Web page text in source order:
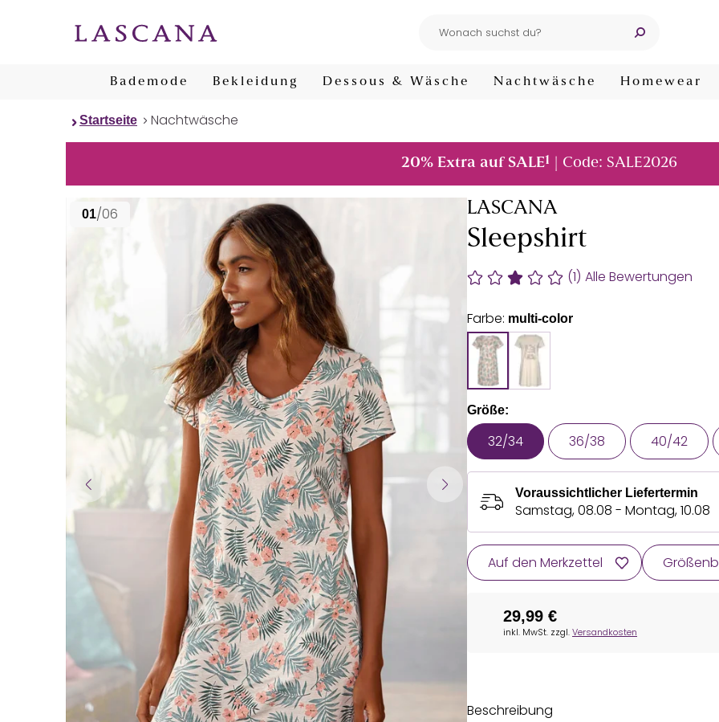
Bademode Bekleidung Dessous & Wäsche Nachtwäsche Homewear
Startseite Nachtwäsche
20% Extra auf SALE1 | Code: SALE2026
01/06 LASCANA
Sleepshirt
(1) Alle Bewertungen
Farbe: multi-color
Größe:
32/34 36/38 40/42
Voraussichtlicher Liefertermin
Samstag, 08.08 - Montag, 10.08
Auf den Merkzettel
29,99 €
inkl. MwSt. zzgl.Versandkosten
Beschreibung